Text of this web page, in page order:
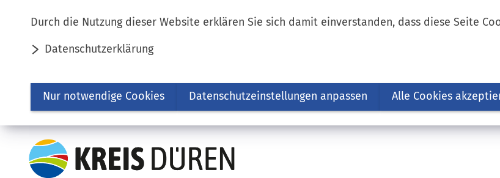
Durch die Nutzung dieser Website erklären Sie sich damit einverstanden, dass diese Seite
Datenschutzerklärung
Nur notwendige Cookies Datenschutzeinstellungen anpassen Alle Cookies
Inhalt anspringen